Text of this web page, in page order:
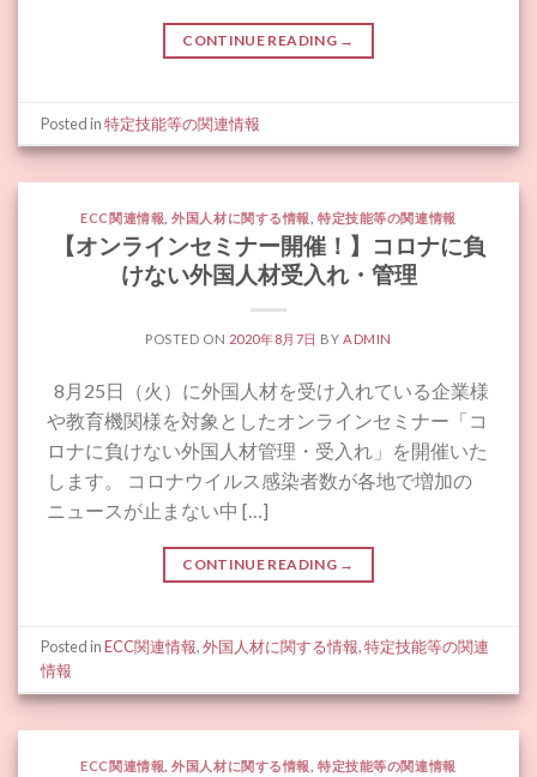
CONTINUE READING →
Posted in特定技能等の関連情報
ECC関連情報 ,外国人材に関する情報 ,特定技能等の関連情報
【オンラインセミナー開催！】コロナに負
けない外国人材受入れ・管理
POSTED ON 2020年8月7日 BYADMIN
8月25日（火）に外国人材を受け入れている企業様
や教育機関様を対象としたオンラインセミナー「コ
ロナに負けない外国人材管理・受入れ」を開催いた
します。 コロナウイルス感染者数が各地で増加の
ニュースが止まない中 […]
CONTINUE READING →
Posted inECC関連情報,外国人材に関する情報,特定技能等の関連
情報
ECC関連情報 ,外国人材に関する情報 ,特定技能等の関連情報